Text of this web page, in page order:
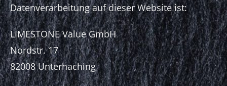
Datenverarbeitung auf dieser Website ist:
LIMESTONE Value GmbH
Nordstr. 17
82008 Unterhaching